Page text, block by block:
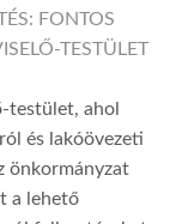
FONTOS
TESTÜLET
testület, ahol
és lakóövezeti
önkormányzat
a lehető